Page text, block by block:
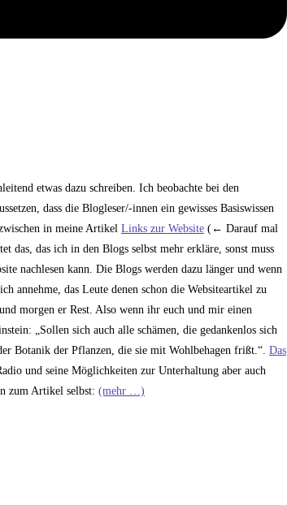
etwas dazu schreiben. Ich beobachte bei den
dass die Blogleser/-innen ein gewisses Basiswissen
in meine Artikel Links zur Website (← Darauf mal
das, das ich in den Blogs selbst mehr erkläre, sonst muss
nachlesen kann. Die Blogs werden dazu länger und wenn
annehme, das Leute denen schon die Websiteartikel zu
morgen er Rest. Also wenn ihr euch und mir einen
„Sollen sich auch alle schämen, die gedankenlos sich
Botanik der Pflanzen, die sie mit Wohlbehagen frißt.“. Das
und seine Möglichkeiten zur Unterhaltung aber auch
zum Artikel selbst: (mehr …)